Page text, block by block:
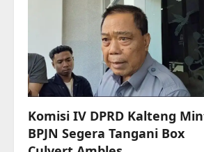
g
a
t
Komisi IV DPRD Kalteng
BPJN Segera Tangani Box